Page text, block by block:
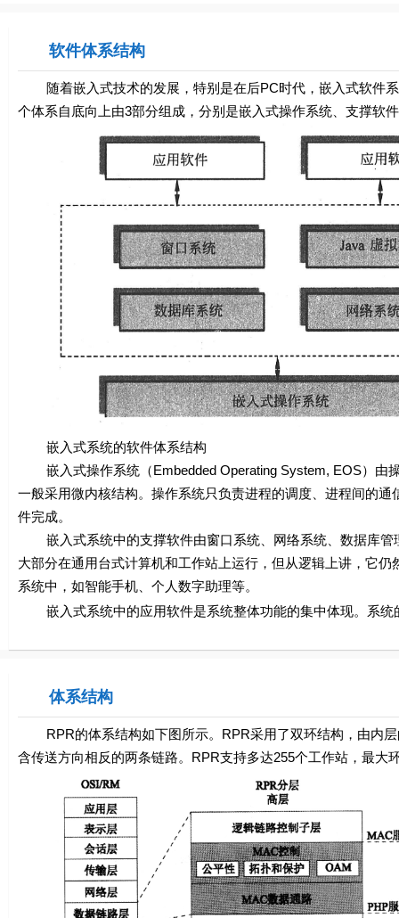
软件体系结构
随着嵌入式技术的发展，特别是在后PC时代，嵌入式软件系
个体系自底向上由3部分组成，分别是嵌入式操作系统、支撑软
嵌入式系统的软件体系结构
嵌入式操作系统（Embedded Operating System, EOS）由
一般采用微内核结构。操作系统只负责进程的调度、进程间的
件完成。
嵌入式系统中的支撑软件由窗口系统、网络系统、数据库管
大部分在通用台式计算机和工作站上运行，但从逻辑上讲，它
系统中，如智能手机、个人数字助理等。
嵌入式系统中的应用软件是系统整体功能的集中体现。系统
体系结构
RPR的体系结构如下图所示。RPR采用了双环结构，由内层
含传送方向相反的两条链路。RPR支持多达255个工作站，最大